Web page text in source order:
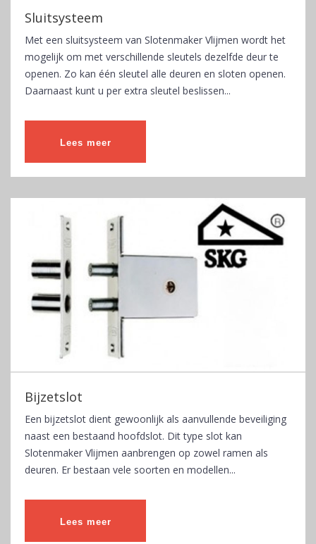
Sluitsysteem
Met een sluitsysteem van Slotenmaker Vlijmen wordt het
mogelijk om met verschillende sleutels dezelfde deur te
openen. Zo kan één sleutel alle deuren en sloten openen.
Daarnaast kunt u per extra sleutel beslissen...
Lees meer
Bijzetslot
Een bijzetslot dient gewoonlijk als aanvullende beveiliging
naast een bestaand hoofdslot. Dit type slot kan
Slotenmaker Vlijmen aanbrengen op zowel ramen als
deuren. Er bestaan vele soorten en modellen...
Lees meer